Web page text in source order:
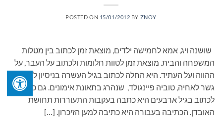
POSTED ON 15/01/2012 BY ZNOY
שושנה ויג, אמא לחמישה ילדים, מוצאת זמן לכתוב בין מטלות
המשפחה והבית. מוצאת זמן לטוות חלומות ולכתוב על העבר, על
ההווה ועל העתיד. היא החלה לכתוב בגיל העשרה בניסיון ליצור
גשר לאחיה, טוביה פיינגולד, שנהרג בתאונת אימונים. גם כשחזרה
לכתוב בגיל ארבעים היא כתבה בעקבות התעוררות תחושת
האובדן. הכתיבה בעבורה היא כתיבה למען הזיכרון. […]